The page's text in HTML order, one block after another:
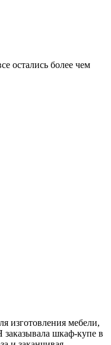
остались более чем
изготовления мебели,
шкаф-купе в